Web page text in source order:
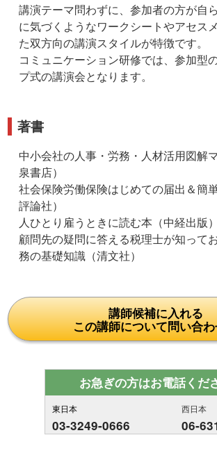
講演テーマ問わずに、参加者の方が自
に気づくようなワークシートやアセス
た双方向の講演スタイルが特徴です。
コミュニケーション研修では、参加型
プ式の講演会となります。
著書
中小会社の人事・労務・人材活用図解
泉書店）
社会保険労働保険はじめての届出＆簡
評論社）
人ひとり雇うときに読む本（中経出版）
顧問先の疑問に答える税理士が知って
務の基礎知識（清文社）
講師候補に入れる
この講師について問い合
お急ぎの方はお電話くだ
東日本
03-3249-0666
西日本
06-